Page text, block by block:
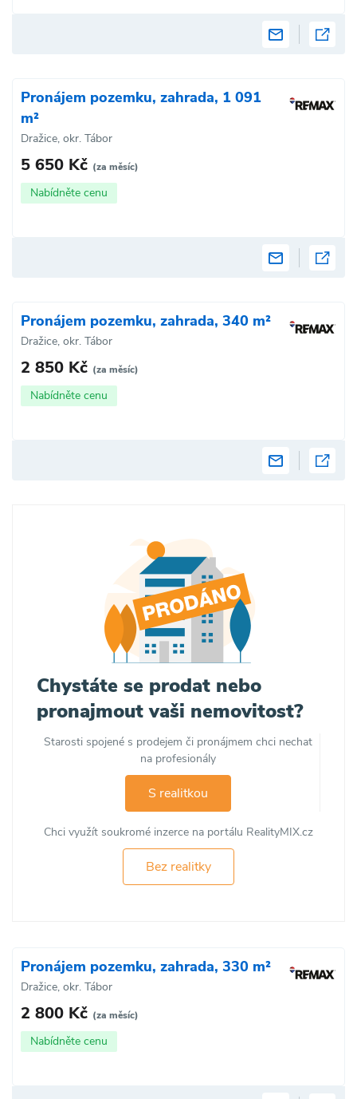
Pronájem pozemku, zahrada, 1 091
m²
Dražice, okr. Tábor
5 650 Kč (za měsíc)
Nabídněte cenu
Pronájem pozemku, zahrada, 340 m²
Dražice, okr. Tábor
2 850 Kč (za měsíc)
Nabídněte cenu
Chystáte se prodat nebo
pronajmout vaši nemovitost?
Starosti spojené s prodejem či pronájmem chci nechat
na profesionály
S realitkou
Chci využít soukromé inzerce na portálu RealityMIX.cz
Bez realitky
Pronájem pozemku, zahrada, 330 m²
Dražice, okr. Tábor
2 800 Kč (za měsíc)
Nabídněte cenu